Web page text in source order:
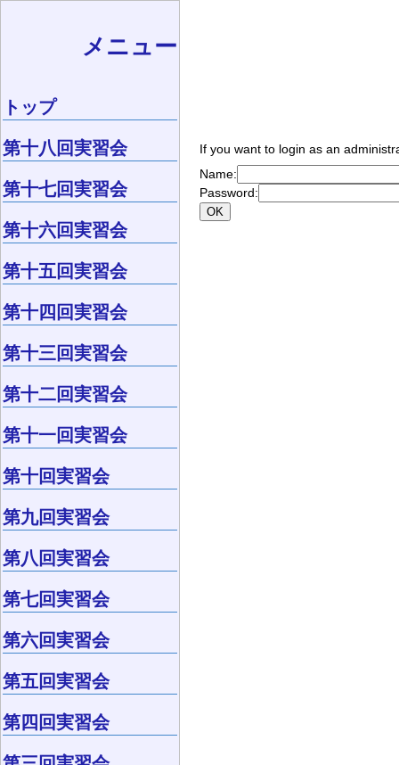
If you want to login as an
Name:
Password:
メニュー
トップ
第十八回実習会
第十七回実習会
第十六回実習会
第十五回実習会
第十四回実習会
第十三回実習会
第十二回実習会
第十一回実習会
第十回実習会
第九回実習会
第八回実習会
第七回実習会
第六回実習会
第五回実習会
第四回実習会